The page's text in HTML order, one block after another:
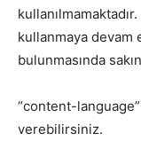
kullanmaya
bulunmasında
“content-
verebilirsiniz.